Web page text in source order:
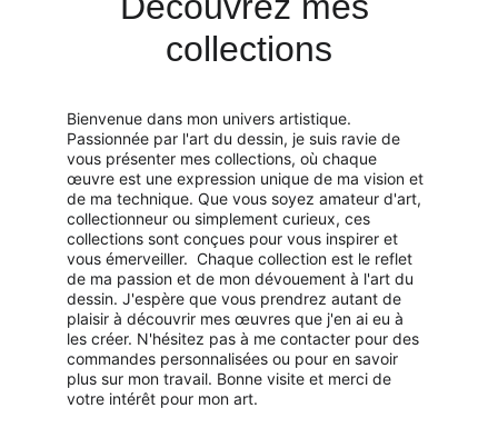
collections
Bienvenue dans mon univers artistique.
Passionnée par l'art du dessin, je suis ravie de
vous présenter mes collections, où chaque
œuvre est une expression unique de ma vision et
de ma technique. Que vous soyez amateur d'art,
collectionneur ou simplement curieux, ces
collections sont conçues pour vous inspirer et
vous émerveiller.  Chaque collection est le reflet
de ma passion et de mon dévouement à l'art du
dessin. J'espère que vous prendrez autant de
plaisir à découvrir mes œuvres que j'en ai eu à
les créer. N'hésitez pas à me contacter pour des
commandes personnalisées ou pour en savoir
plus sur mon travail. Bonne visite et merci de
votre intérêt pour mon art.